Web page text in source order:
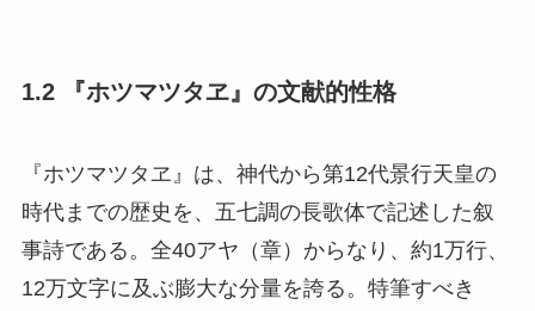
1.2 『ホツマツタヱ』の文献的性格
『ホツマツタヱ』は、神代から第12代景行天皇の
時代までの歴史を、五七調の長歌体で記述した叙
事詩である。全40アヤ（章）からなり、約1万行、
12万文字に及ぶ膨大な分量を誇る。特筆すべき